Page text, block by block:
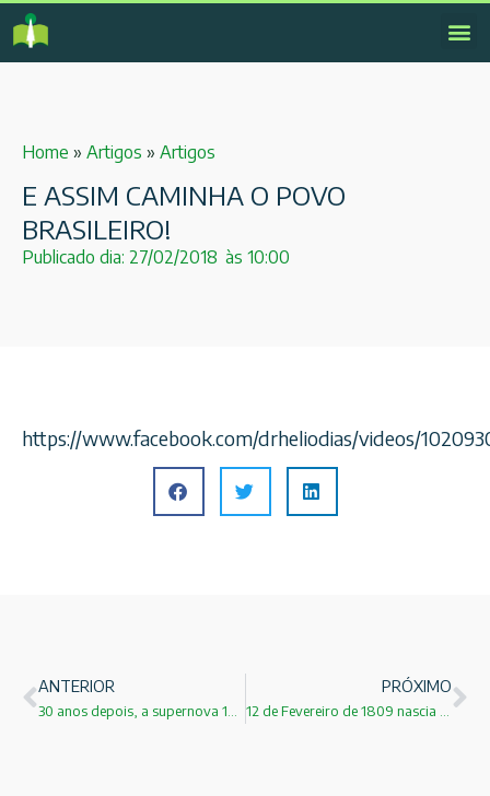
Home » Artigos » Artigos
E ASSIM CAMINHA O POVO
BRASILEIRO!
Publicado dia: 27/02/2018 às 10:00
https://www.facebook.com/drheliodias/videos/
ANTERIOR PRÓXIMO